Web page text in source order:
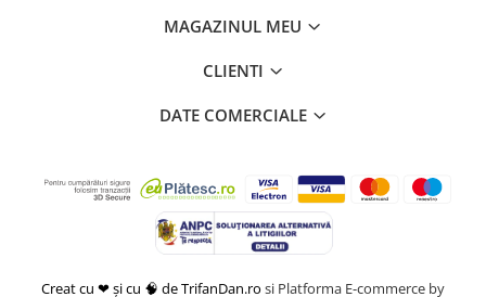
MAGAZINUL MEU
CLIENTI
DATE COMERCIALE
Creat cu ❤ și cu 🧠 de TrifanDan.ro si Platforma E-commerce by